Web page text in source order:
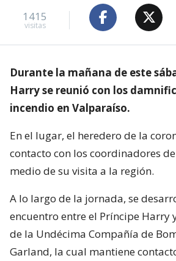
1415
visitas
Durante la mañana de este
Harry se reunió con los
incendio en Valparaíso.
En el lugar, el heredero de la
contacto con los coordinadores
medio de su visita a la región.
A lo largo de la jornada, se
encuentro entre el Príncipe Harry
de la Undécima Compañía de
Garland, la cual mantiene